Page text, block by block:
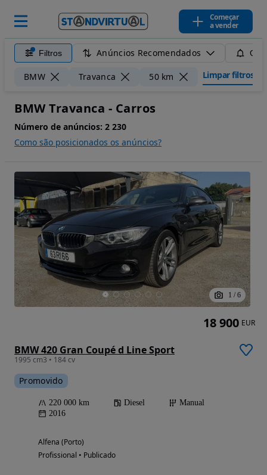
Começar
a vender
Filtros Anúncios Recomendados
BMW Travanca 50 km Limpar filtros
BMW Travanca - Carros
Número de anúncios: 2 230
Como são posicionados os anúncios?
1 / 6
BMW 420 Gran Coupé d Line Sport
1995 cm3 • 184 cv
Promovido
220 000 km Diesel
Manual
2016
Alfena (Porto)
Profissional • Publicado
18 900 EUR